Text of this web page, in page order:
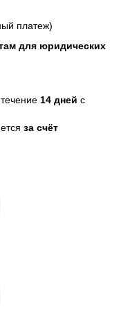
платеж)
для юридических
14 дней с
за счёт